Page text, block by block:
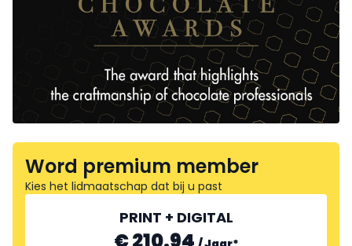
Word premium member
Kies het lidmaatschap dat bij u past
PRINT + DIGITAL